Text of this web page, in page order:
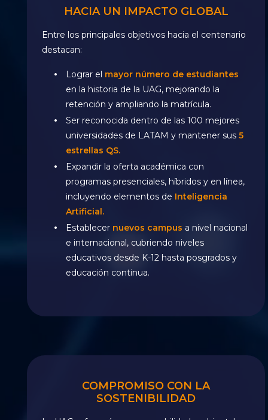
HACIA UN IMPACTO GLOBAL
Entre los principales objetivos hacia el centenario
destacan:
Lograr el mayor número de estudiantes
en la historia de la UAG, mejorando la
retención y ampliando la matrícula.
Ser reconocida dentro de las 100 mejores
universidades de LATAM y mantener sus 5
estrellas QS.
Expandir la oferta académica con
programas presenciales, híbridos y en línea,
incluyendo elementos de Inteligencia
Artificial.
Establecer nuevos campus a nivel nacional
e internacional, cubriendo niveles
educativos desde K-12 hasta posgrados y
educación continua.
COMPROMISO CON LA
SOSTENIBILIDAD